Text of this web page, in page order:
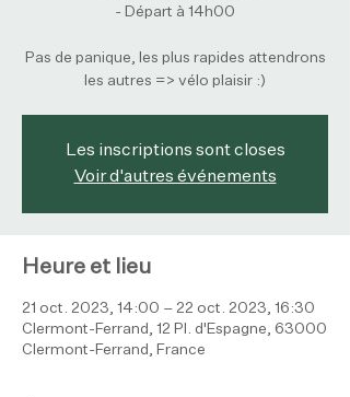
- Départ à 14h00
Pas de panique, les plus rapides attendrons
les autres => vélo plaisir :)
Les inscriptions sont closes
Voir d'autres événements
Heure et lieu
21 oct. 2023, 14:00 – 22 oct. 2023, 16:30
Clermont-Ferrand, 12 Pl. d'Espagne, 63000
Clermont-Ferrand, France